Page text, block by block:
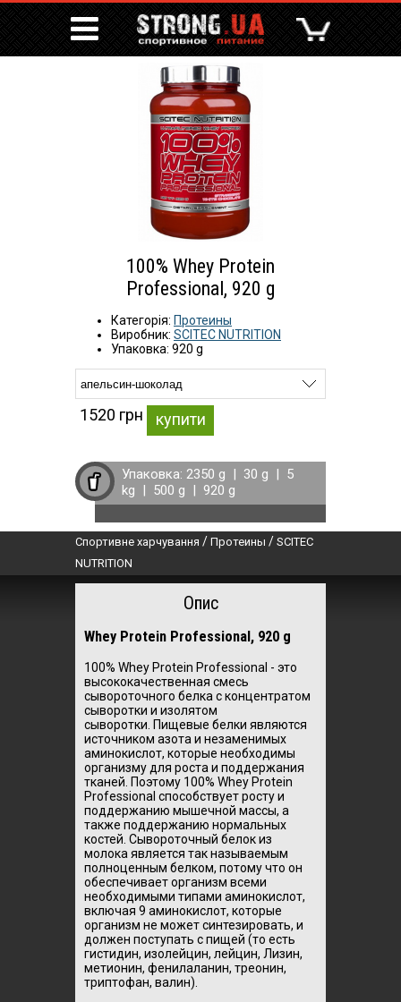
100% Whey Protein
Professional, 920 g
Категорія: Протеины
Виробник: SCITEC NUTRITION
Упаковка: 920 g
1520 грн купити
Упаковка: 2350 g | 30 g | 5
kg | 500 g | 920 g
Спортивне харчування / Протеины / SCITEC
NUTRITION
Опис
Whey Protein Professional, 920 g
100% Whey Protein Professional - это
высококачественная смесь
сывороточного белка с концентратом
сыворотки и изолятом
сыворотки. Пищевые белки являются
источником азота и незаменимых
аминокислот, которые необходимы
организму для роста и поддержания
тканей. Поэтому 100% Whey Protein
Professional способствует росту и
поддержанию мышечной массы, а
также поддержанию нормальных
костей. Сывороточный белок из
молока является так называемым
полноценным белком, потому что он
обеспечивает организм всеми
необходимыми типами аминокислот,
включая 9 аминокислот, которые
организм не может синтезировать, и
должен поступать с пищей (то есть
гистидин, изолейцин, лейцин, Лизин,
метионин, фенилаланин, треонин,
триптофан, валин).